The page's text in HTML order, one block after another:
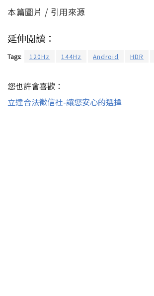
本篇圖片 / 引用來源
延伸閱讀：
Tags: 120Hz 144Hz Android HDR
您也許會喜歡：
立達合法徵信社-讓您安心的選擇